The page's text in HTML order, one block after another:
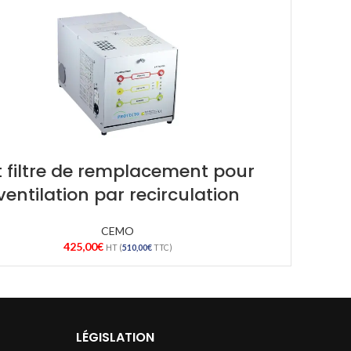
filtre de remplacement pour
par recirculation
CEMO
425,00€ HT (510,00€TTC)
LÉGISLATION